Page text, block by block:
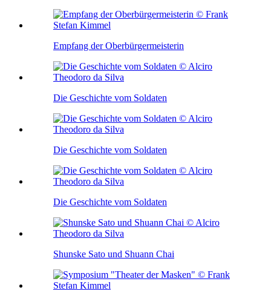
Empfang der Oberbürgermeisterin
Die Geschichte vom Soldaten
Die Geschichte vom Soldaten
Die Geschichte vom Soldaten
Shunske Sato und Shuann Chai